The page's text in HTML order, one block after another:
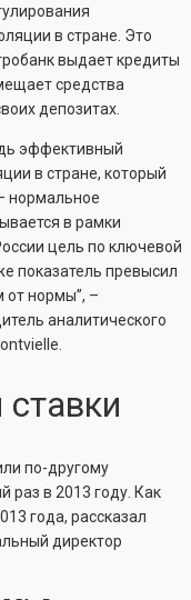
в стране. Это
выдает кредиты
средства
депозитах.
эффективный
в стране, который
нормальное
в рамки
цель по ключевой
показатель превысил
от нормы”, –
аналитического
по-другому
раз в 2013 году. Как
года, рассказал
директор